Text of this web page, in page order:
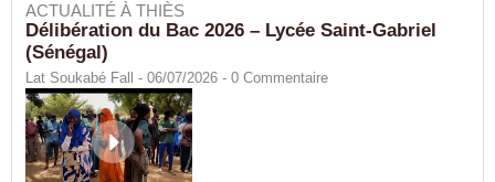
ACTUALITÉ À THIÈS
Délibération du Bac 2026 – Lycée Saint-Gabriel
(Sénégal)
Lat Soukabé Fall - 06/07/2026 - 0 Commentaire